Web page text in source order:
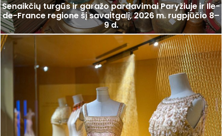
Senaikčių turgūs ir garažo pardavimai Paryžiuje ir Ile-
de-France regione šį savaitgalį, 2026 m. rugpjūčio 8–
9 d.